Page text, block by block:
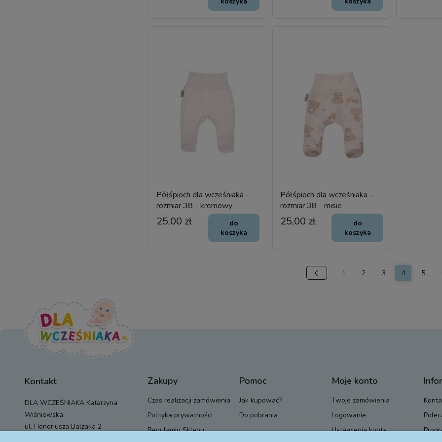
Półśpioch dla wcześniaka -
rozmiar 38 - kremowy
25,00 zł
do
koszyka
Półśpioch dla wcześniaka -
rozmiar 38 - misie
25,00 zł
do
koszyka
1 2 3 4 5
Kontakt
DLA WCZEŚNIAKA Katarzyna
Wiśniewska
ul. Honoriusza Balzaka 2
Zakupy
Czas realizacji zamówienia
Polityka prywatności
Regulamin Sklepu
Pomoc
Jak kupować?
Do pobrania
Moje konto
Twoje zamówienia
Logowanie
Ustawienia konta